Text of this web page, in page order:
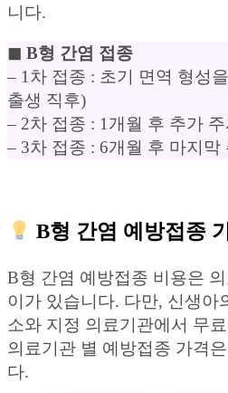
니다.
◼︎ B형 간염 접종
– 1차 접종 : 초기 면역 형성
출생 직후)
– 2차 접종 : 1개월 후 추가
– 3차 접종 : 6개월 후 마지막
B형 간염 예방접종
B형 간염 예방접종 비용은
이가 있습니다. 다만, 신생아
소와 지정 의료기관에서 무
의료기관 별 예방접종 가격
다.